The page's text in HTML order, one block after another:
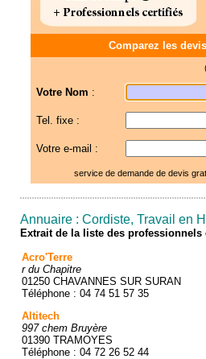
Comparez les
Votre Nom :
Tel. fixe :
Votre e-mail :
service de demande de devis
Annuaire : Cordiste, Travail en
Extrait de la liste des
Acro'Terre
r du Chapitre
01250 CHAVANNES SUR SURAN
Téléphone : 04 74 51 57 35
Altitech
997 chem Bruyère
01390 TRAMOYES
Téléphone : 04 72 26 52 44